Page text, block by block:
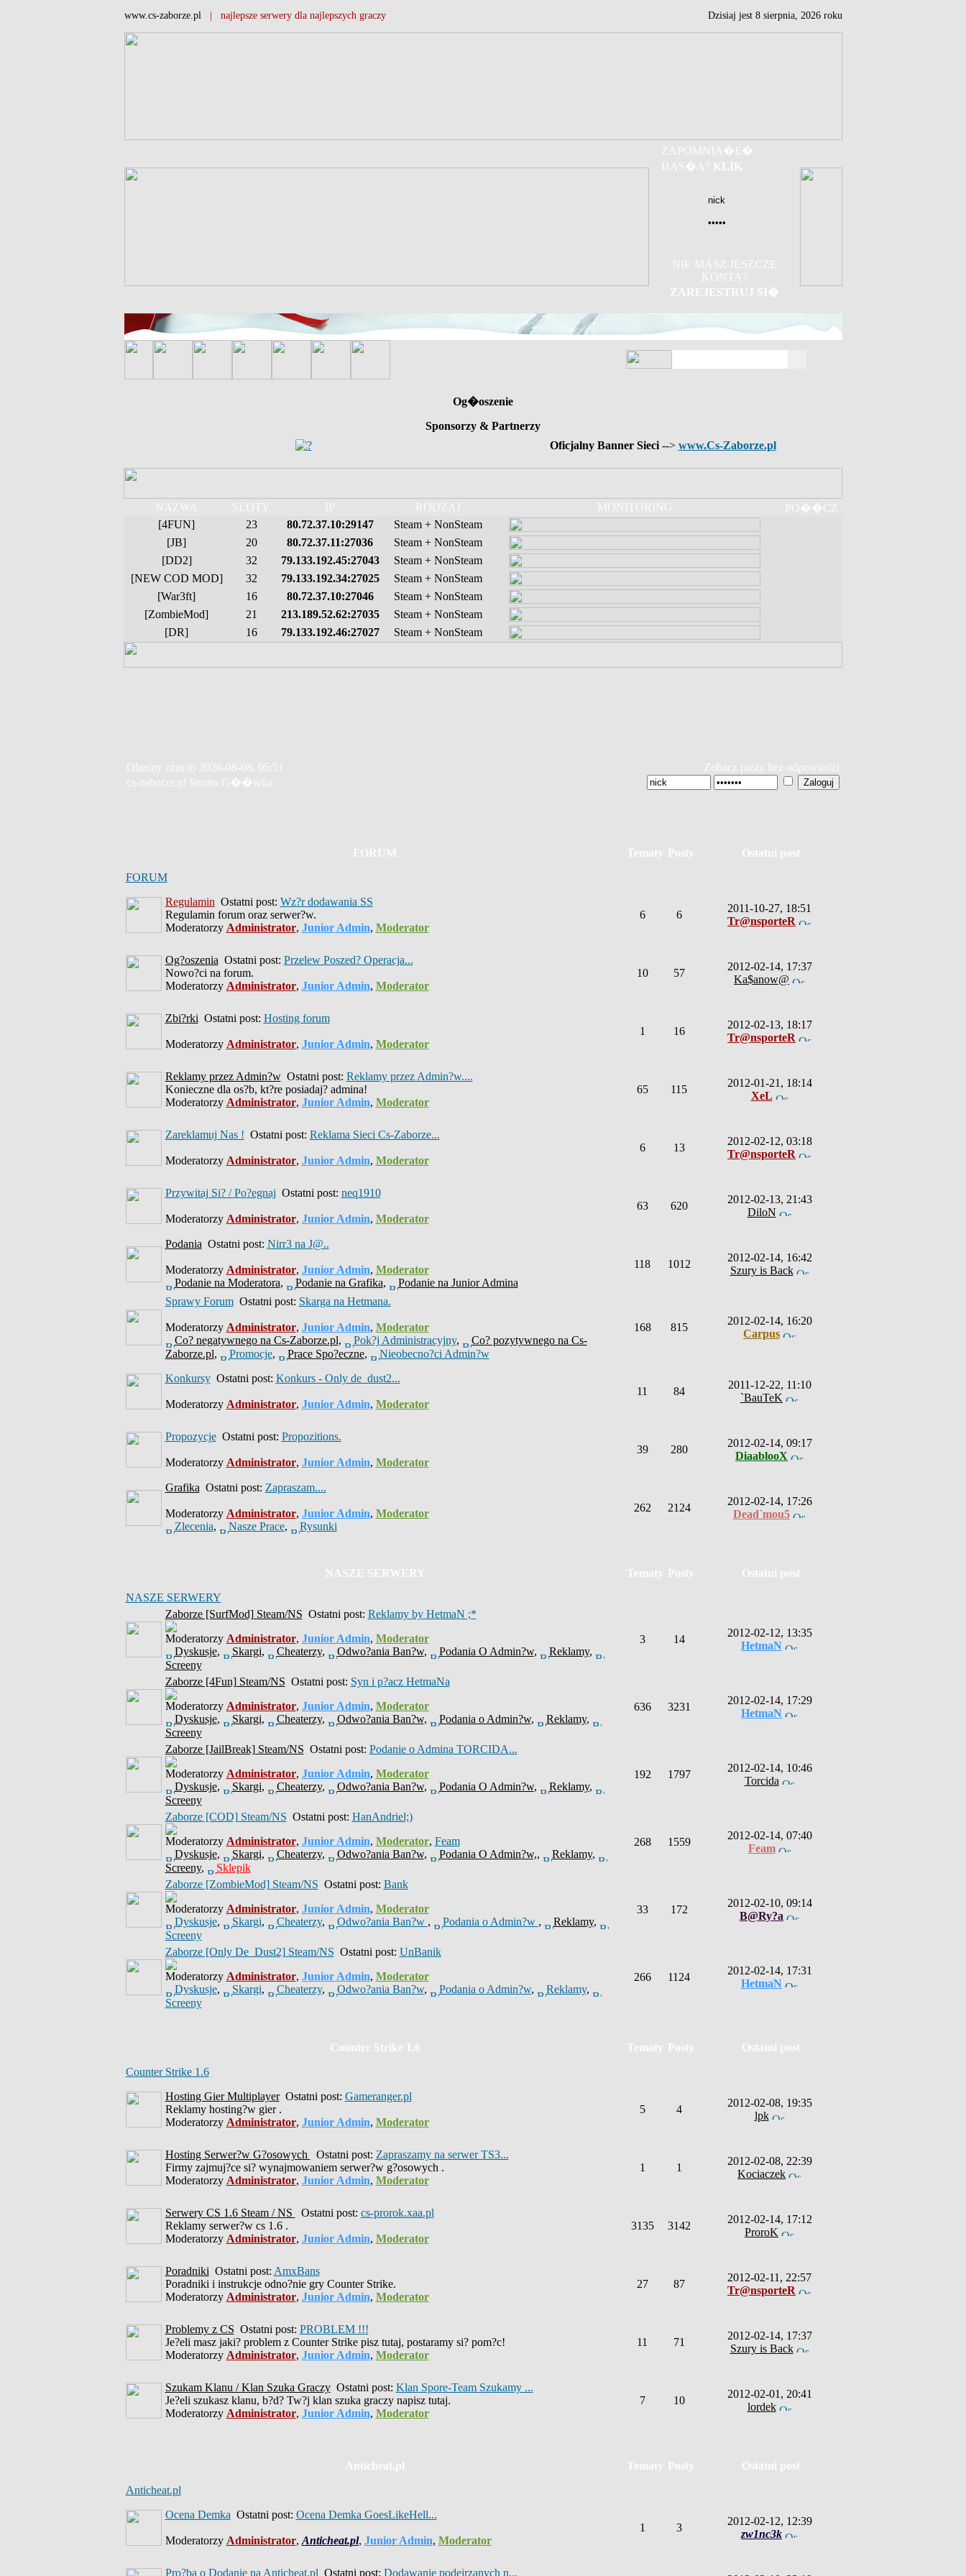
www.cs-zaborze.pl | najlepsze serwery dla najlepszych graczy Dzisiaj jest 8 sierpnia, 2026 roku
ZAPOMNIA�E�
HAS�A? KLIK
NIE MASZ JESZCZE
KONTA?
ZAREJESTRUJ SI�
Og�oszenie
Sponsorzy & Partnerzy
Oficjalny Banner Sieci --> www.Cs-Zaborze.pl
NAZWA SLOTY IP RODZAJ MONITORING
PO��CZ
[4FUN]
23 80.72.37.10:29147
Steam + NonSteam
[JB]
20 80.72.37.11:27036
Steam + NonSteam
[DD2]
32 79.133.192.45:27043
Steam + NonSteam
[NEW COD MOD]
32 79.133.192.34:27025
Steam + NonSteam
[War3ft]
16 80.72.37.10:27046
Steam + NonSteam
[ZombieMod]
21 213.189.52.62:27035
Steam + NonSteam
[DR]
16 79.133.192.46:27027 Steam + NonSteam
Obecny czas to 2026-08-08, 05:51
cs-zaborze.pl Strona G��wna
Zobacz posty bez odpowiedzi
FORUM Tematy Posty
Ostatni post
FORUM
Regulamin Ostatni post: Wz?r dodawania SS
Regulamin forum oraz serwer?w.
Moderatorzy Administrator, Junior Admin, Moderator
6 6
2011-10-27, 18:51
Tr@nsporteR
Og?oszenia Ostatni post: Przelew Poszed? Operacja...
Nowo?ci na forum.
Moderatorzy Administrator, Junior Admin, Moderator
10 57
2012-02-14, 17:37
Ka$anow@
Zbi?rki Ostatni post: Hosting forum
Moderatorzy Administrator, Junior Admin, Moderator
1 16
2012-02-13, 18:17
Tr@nsporteR
Reklamy przez Admin?wOstatni post: Reklamy przez Admin?w....
Konieczne dla os?b, kt?re posiadaj? admina!
Moderatorzy Administrator, Junior Admin, Moderator
65 115
2012-01-21, 18:14
XeL
Zareklamuj Nas ! Ostatni post: Reklama Sieci Cs-Zaborze...
Moderatorzy Administrator, Junior Admin, Moderator
6 13
2012-02-12, 03:18
Tr@nsporteR
Przywitaj Si? / Po?egnaj Ostatni post: neq1910
Moderatorzy Administrator, Junior Admin, Moderator
63 620
2012-02-13, 21:43
DiloN
Podania Ostatni post: Nirr3 na J@..
Moderatorzy Administrator, Junior Admin, Moderator
Podanie na Moderatora, Podanie na Grafika, Podanie na Junior Admina
118 1012
2012-02-14, 16:42
Szury is Back
Sprawy ForumOstatni post: Skarga na Hetmana.
Moderatorzy Administrator, Junior Admin, Moderator
Co? negatywnego na Cs-Zaborze.pl, Pok?j Administracyjny,
Co? pozytywnego na Cs-
Zaborze.pl, Promocje, Prace Spo?eczne, Nieobecno?ci Admin?w
168 815
2012-02-14, 16:20
Carpus
KonkursyOstatni post: Konkurs - Only de_dust2...
Moderatorzy Administrator, Junior Admin, Moderator
11 84
2011-12-22, 11:10
`BauTeK
PropozycjeOstatni post: Propozitions.
Moderatorzy Administrator, Junior Admin, Moderator
39 280
2012-02-14, 09:17
DiaablooX
Grafika Ostatni post: Zapraszam....
Moderatorzy Administrator, Junior Admin, Moderator
Zlecenia, Nasze Prace, Rysunki
262 2124
2012-02-14, 17:26
Dead`mou5
NASZE SERWERY Tematy Posty
Ostatni post
NASZE SERWERY
Zaborze [SurfMod] Steam/NS Ostatni post: Reklamy by HetmaN ;*
Moderatorzy Administrator, Junior Admin, Moderator
Dyskusje, Skargi, Cheaterzy, Odwo?ania Ban?w, Podania O Admin?w, Reklamy,
Screeny
3 14
2012-02-12, 13:35
HetmaN
Zaborze [4Fun] Steam/NS Ostatni post: Syn i p?acz HetmaNa
Moderatorzy Administrator, Junior Admin, Moderator
Dyskusje, Skargi, Cheaterzy, Odwo?ania Ban?w, Podania o Admin?w, Reklamy,
Screeny
636 3231
2012-02-14, 17:29
HetmaN
Zaborze [JailBreak] Steam/NS Ostatni post: Podanie o Admina TORCIDA...
Moderatorzy Administrator, Junior Admin, Moderator
Dyskusje, Skargi, Cheaterzy, Odwo?ania Ban?w, Podania O Admin?w, Reklamy,
Screeny
192 1797
2012-02-14, 10:46
Torcida
Zaborze [COD] Steam/NS Ostatni post: HanAndriel;)
Moderatorzy Administrator, Junior Admin, Moderator, Feam
Dyskusje, Skargi, Cheaterzy, Odwo?ania Ban?w, Podania O Admin?w,, Reklamy,
Screeny, Sklepik
268 1559
2012-02-14, 07:40
Feam
Zaborze [ZombieMod] Steam/NS Ostatni post: Bank
Moderatorzy Administrator, Junior Admin, Moderator
Dyskusje, Skargi, Cheaterzy, Odwo?ania Ban?w , Podania o Admin?w , Reklamy,
Screeny
33 172
2012-02-10, 09:14
B@Ry?a
Zaborze [Only De_Dust2] Steam/NS Ostatni post: UnBanik
Moderatorzy Administrator, Junior Admin, Moderator
Dyskusje, Skargi, Cheaterzy, Odwo?ania Ban?w, Podania o Admin?w, Reklamy,
Screeny
266 1124
2012-02-14, 17:31
HetmaN
Counter Strike 1.6 Tematy Posty
Ostatni post
Counter Strike 1.6
Hosting Gier MultiplayerOstatni post: Gameranger.pl
Reklamy hosting?w gier .
Moderatorzy Administrator, Junior Admin, Moderator
5 4
2012-02-08, 19:35
lpk
Hosting Serwer?w G?osowych Ostatni post: Zapraszamy na serwer TS3...
Firmy zajmuj?ce si? wynajmowaniem serwer?w g?osowych .
Moderatorzy Administrator, Junior Admin, Moderator
1 1
2012-02-08, 22:39
Kociaczek
Serwery CS 1.6 Steam / NS Ostatni post: cs-prorok.xaa.pl
Reklamy serwer?w cs 1.6 .
Moderatorzy Administrator, Junior Admin, Moderator
3135 3142
2012-02-14, 17:12
ProroK
Poradniki Ostatni post: AmxBans
Poradniki i instrukcje odno?nie gry Counter Strike.
Moderatorzy Administrator, Junior Admin, Moderator
27 87
2012-02-11, 22:57
Tr@nsporteR
Problemy z CS Ostatni post: PROBLEM !!!
Je?eli masz jaki? problem z Counter Strike pisz tutaj, postaramy si? pom?c!
Moderatorzy Administrator, Junior Admin, Moderator
11 71
2012-02-14, 17:37
Szury is Back
Szukam Klanu / Klan Szuka GraczyOstatni post: Klan Spore-Team Szukamy ...
Je?eli szukasz klanu, b?d? Tw?j klan szuka graczy napisz tutaj.
Moderatorzy Administrator, Junior Admin, Moderator
7 10
2012-02-01, 20:41
lordek
Anticheat.pl Tematy Posty
Ostatni post
Anticheat.pl
Ocena Demka Ostatni post: Ocena Demka GoesLikeHell...
Moderatorzy Administrator, Anticheat.pl, Junior Admin, Moderator
1 3
2012-02-12, 12:39
zw1nc3k
Pro?ba o Dodanie na Anticheat.pl Ostatni post: Dodawanie podejrzanych n...